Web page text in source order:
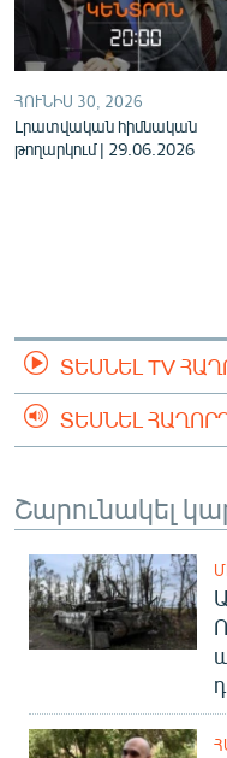
ՀՈՒՆԻՍ 30, 2026
Լրատվական հիմնական
թողարկում | 29.06.2026
ՏԵՍՆԵԼ TV
ՏԵՍՆԵԼ
Շարունակել